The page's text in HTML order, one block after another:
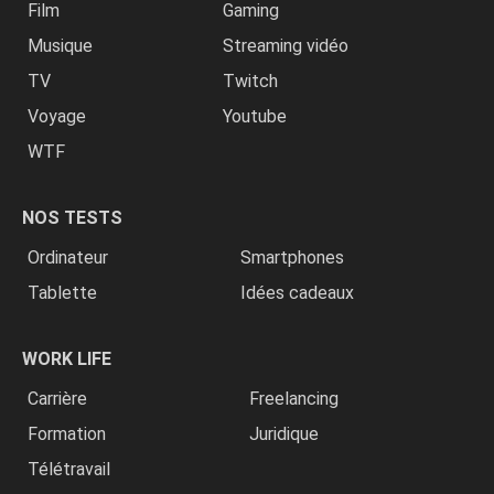
Film
Gaming
Musique
Streaming vidéo
TV
Twitch
Voyage
Youtube
WTF
NOS TESTS
Ordinateur
Smartphones
Tablette
Idées cadeaux
WORK LIFE
Carrière
Freelancing
Formation
Juridique
Télétravail